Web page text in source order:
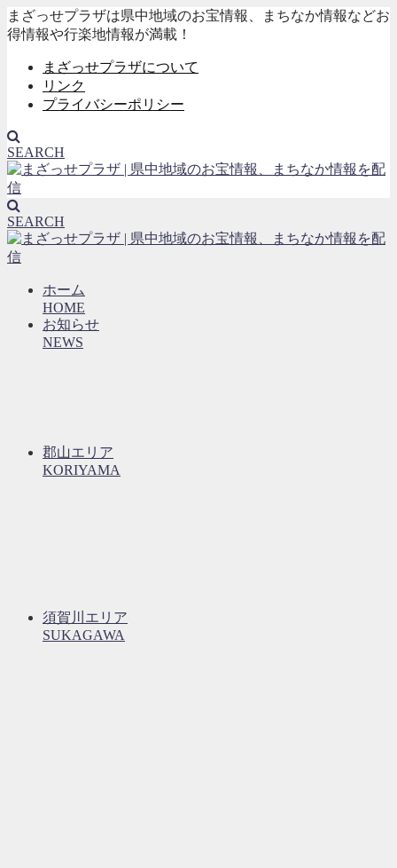
まざっせプラザは県中地域のお宝情報、まちなか情報などお
得情報や行楽地情報が満載！
まざっせプラザについて
リンク
プライバシーポリシー
SEARCH
SEARCH
ホーム
HOME
お知らせ
NEWS
郡山エリア
KORIYAMA
須賀川エリア
SUKAGAWA